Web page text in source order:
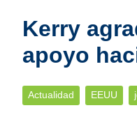
Kerry
apoyo
Actualidad EEUU